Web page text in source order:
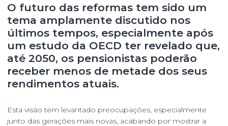
O futuro das reformas tem sido um
tema amplamente discutido nos
últimos tempos, especialmente após
um estudo da OECD ter revelado que,
até 2050, os pensionistas poderão
receber menos de metade dos seus
rendimentos atuais.
Esta visão tem levantado preocupações, especialmente
junto das gerações mais novas, acabando por mostrar a